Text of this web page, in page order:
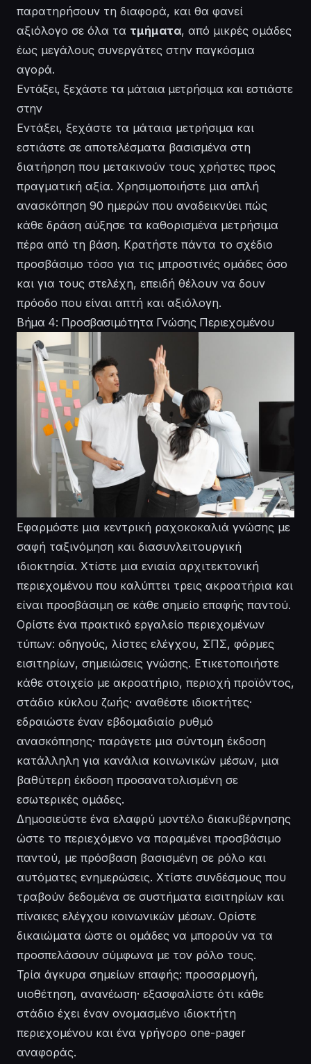
παρατηρήσουν τη διαφορά, και θα φανεί
αξιόλογο σε όλα τα τμήματα, από μικρές ομάδες
έως μεγάλους συνεργάτες στην παγκόσμια
αγορά.
Εντάξει, ξεχάστε τα μάταια μετρήσιμα και εστιάστε
στην
Εντάξει, ξεχάστε τα μάταια μετρήσιμα και
εστιάστε σε αποτελέσματα βασισμένα στη
διατήρηση που μετακινούν τους χρήστες προς
πραγματική αξία. Χρησιμοποιήστε μια απλή
ανασκόπηση 90 ημερών που αναδεικνύει πώς
κάθε δράση αύξησε τα καθορισμένα μετρήσιμα
πέρα από τη βάση. Κρατήστε πάντα το σχέδιο
προσβάσιμο τόσο για τις μπροστινές ομάδες όσο
και για τους στελέχη, επειδή θέλουν να δουν
πρόοδο που είναι απτή και αξιόλογη.
Βήμα 4: Προσβασιμότητα Γνώσης Περιεχομένου
Εφαρμόστε μια κεντρική ραχοκοκαλιά γνώσης με
σαφή ταξινόμηση και διασυνλειτουργική
ιδιοκτησία. Χτίστε μια ενιαία αρχιτεκτονική
περιεχομένου που καλύπτει τρεις ακροατήρια και
είναι προσβάσιμη σε κάθε σημείο επαφής παντού.
Ορίστε ένα πρακτικό εργαλείο περιεχομένων
τύπων: οδηγούς, λίστες ελέγχου, ΣΠΣ, φόρμες
εισιτηρίων, σημειώσεις γνώσης. Ετικετοποιήστε
κάθε στοιχείο με ακροατήριο, περιοχή προϊόντος,
στάδιο κύκλου ζωής· αναθέστε ιδιοκτήτες·
εδραιώστε έναν εβδομαδιαίο ρυθμό
ανασκόπησης· παράγετε μια σύντομη έκδοση
κατάλληλη για κανάλια κοινωνικών μέσων, μια
βαθύτερη έκδοση προσανατολισμένη σε
εσωτερικές ομάδες.
Δημοσιεύστε ένα ελαφρύ μοντέλο διακυβέρνησης
ώστε το περιεχόμενο να παραμένει προσβάσιμο
παντού, με πρόσβαση βασισμένη σε ρόλο και
αυτόματες ενημερώσεις. Χτίστε συνδέσμους που
τραβούν δεδομένα σε συστήματα εισιτηρίων και
πίνακες ελέγχου κοινωνικών μέσων. Ορίστε
δικαιώματα ώστε οι ομάδες να μπορούν να τα
προσπελάσουν σύμφωνα με τον ρόλο τους.
Τρία άγκυρα σημείων επαφής: προσαρμογή,
υιοθέτηση, ανανέωση· εξασφαλίστε ότι κάθε
στάδιο έχει έναν ονομασμένο ιδιοκτήτη
περιεχομένου και ένα γρήγορο one-pager
αναφοράς.